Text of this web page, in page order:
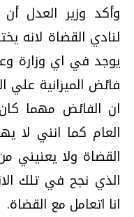
وأكد وزير العدل
لنادي القضاة لانه
يوجد في اي وزارة
فائض الميزانية علي
ان الفائض مهما كان
العام كما انني لا
القضاة ولا يعنيني
الذي نجح في تلك
انا اتعامل مع القضاة.